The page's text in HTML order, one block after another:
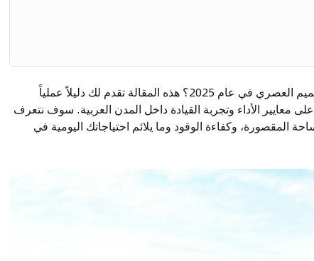
هل تبحث عن سيارة حضرية تجمع بين الأبعاد المثالية والتصميم العصري في عام 2025؟ هذه المقالة تقدم لك دليلاً عملياً
معايير الأداء وتجربة القيادة داخل المدن العربية. سوف نتعرف
المقصورة، وكفاءة الوقود وما يلائم احتياجاتك اليومية في